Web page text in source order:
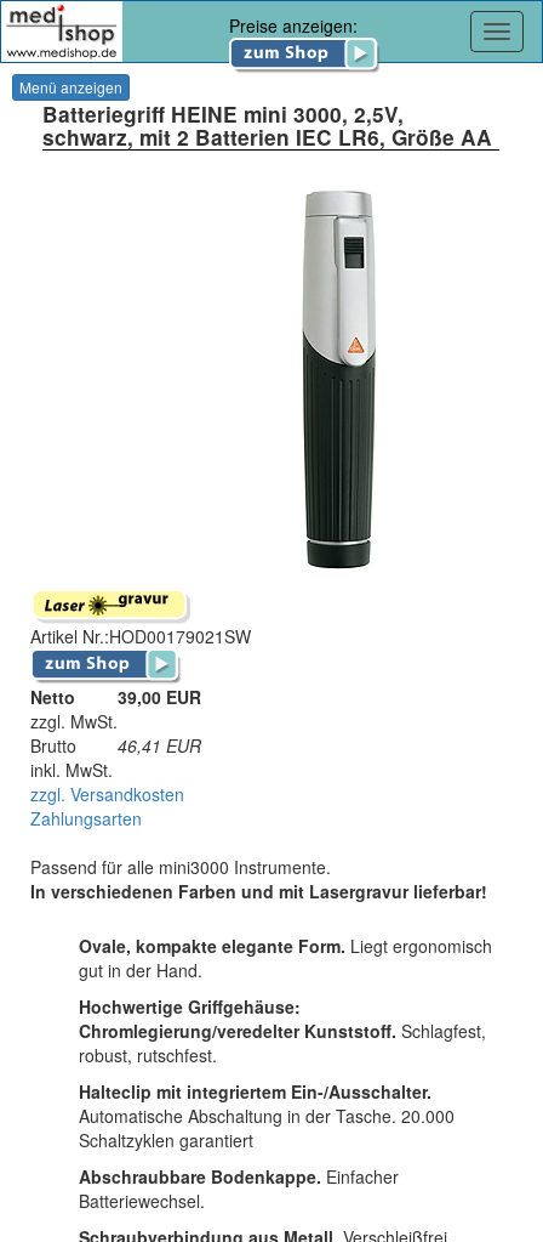
Preise anzeigen:
Menü anzeigen
Batteriegriff HEINE mini 3000, 2,5V,
schwarz, mit 2 Batterien IEC LR6, Größe AA
Artikel Nr.:HOD00179021SW
Netto
39,00 EUR
zzgl. MwSt.
Brutto
46,41 EUR
inkl. MwSt.
zzgl. Versandkosten
Zahlungsarten
Passend für alle mini3000 Instrumente.
In verschiedenen Farben und mit Lasergravur lieferbar!
Ovale, kompakte elegante Form. Liegt ergonomisch
gut in der Hand.
Hochwertige Griffgehäuse:
Chromlegierung/veredelter Kunststoff. Schlagfest,
robust, rutschfest.
Halteclip mit integriertem Ein-/Ausschalter.
Automatische Abschaltung in der Tasche. 20.000
Schaltzyklen garantiert
Abschraubbare Bodenkappe. Einfacher
Batteriewechsel.
Schraubverbindung aus Metall. Verschleißfrei.